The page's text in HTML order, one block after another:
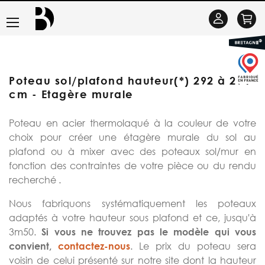
Basculer
connecter
Poteau sol/plafond hauteur(*) 292 à 294
cm - Etagère murale
Poteau en acier thermolaqué à la couleur de votre
choix pour créer une étagère murale du sol au
plafond ou à mixer avec des poteaux sol/mur en
fonction des contraintes de votre pièce ou du rendu
recherché .
Nous fabriquons systématiquement les poteaux
adaptés à votre hauteur sous plafond et ce, jusqu'à
3m50.Si vous ne trouvez pas le modèle qui vous
convient, contactez-nous. Le prix du poteau sera
voisin de celui présenté sur notre site dont la hauteur